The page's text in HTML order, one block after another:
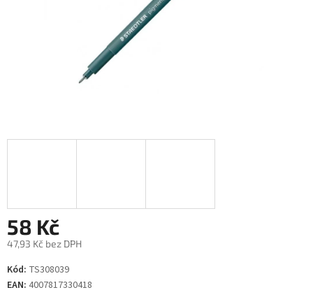
58 Kč
47,93 Kč bez DPH
Měrná
cena:
Kód: TS308039
EAN: 4007817330418